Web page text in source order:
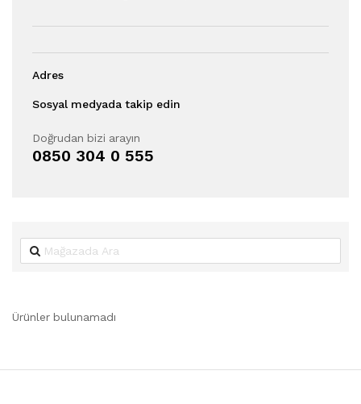
Adres
Sosyal medyada takip edin
Doğrudan bizi arayın
0850 304 0 555
Ürünler bulunamadı